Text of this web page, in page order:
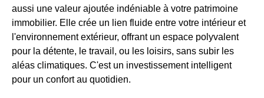
aussi une valeur ajoutée indéniable à votre patrimoine
immobilier. Elle crée un lien fluide entre votre intérieur et
l'environnement extérieur, offrant un espace polyvalent
pour la détente, le travail, ou les loisirs, sans subir les
aléas climatiques. C'est un investissement intelligent
pour un confort au quotidien.